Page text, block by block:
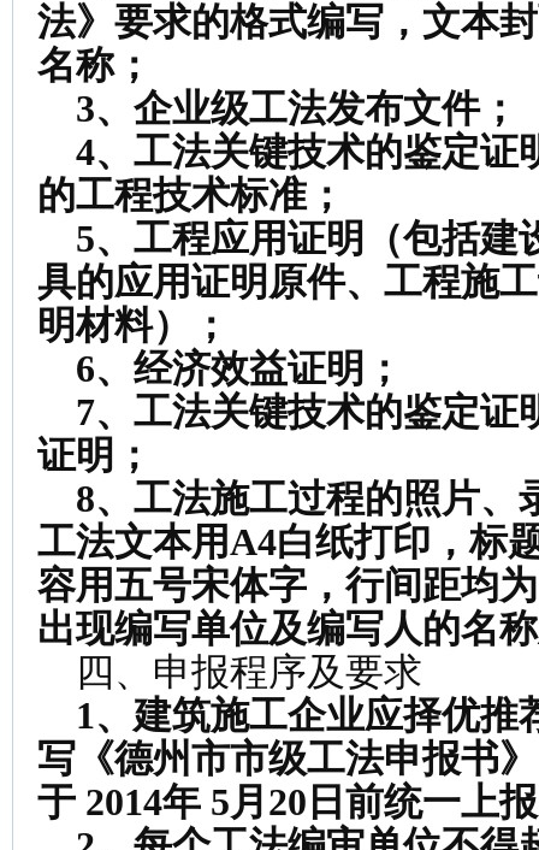
法》要求的格式编写，文本
名称；
3、企业级工法发布文件；
4、工法关键技术的鉴定证
的工程技术标准；
5、工程应用证明（包括建
具的应用证明原件、工程施
明材料）；
6、经济效益证明；
7、工法关键技术的鉴定证
证明；
8、工法施工过程的照片、
工法文本用A4白纸打印，标
容用五号宋体字，行间距均为
出现编写单位及编写人的名
四、申报程序及要求
1、建筑施工企业应择优推
写《德州市市级工法申报书
于 2014年 5月20 日前统一上